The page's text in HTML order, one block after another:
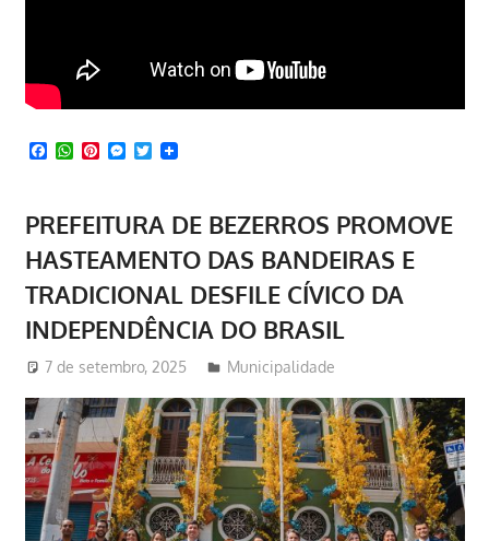
Facebook
WhatsApp
Pinterest
Messenger
Twitter
PREFEITURA DE BEZERROS PROMOVE
HASTEAMENTO DAS BANDEIRAS E
TRADICIONAL DESFILE CÍVICO DA
INDEPENDÊNCIA DO BRASIL
7 de setembro, 2025 Redator
Municipalidade